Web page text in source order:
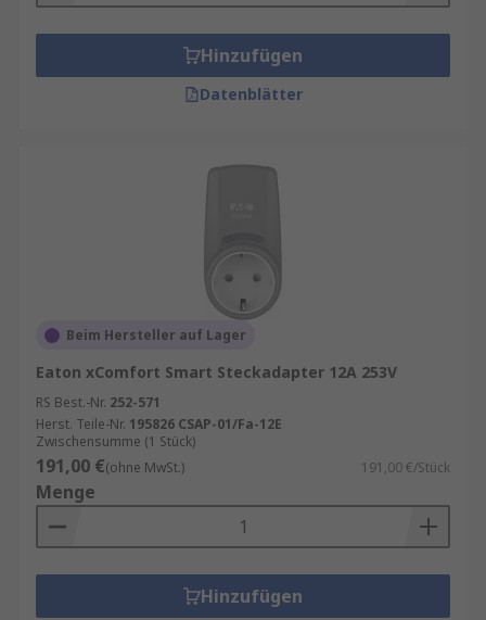
Hinzufügen
Datenblätter
Beim Hersteller auf Lager
Eaton xComfort Smart Steckadapter 12A 253V
RS Best.-Nr. 252-571
Herst. Teile-Nr. 195826 CSAP-01/Fa-12E
Zwischensumme (1 Stück)
191,00 €(ohne MwSt.) 191,00 €/Stück
Menge
Hinzufügen